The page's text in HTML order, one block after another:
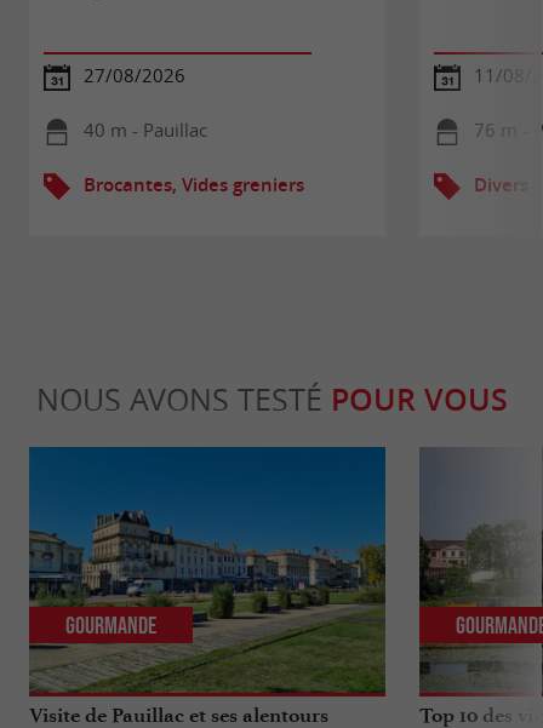
27/08/2026
40 m - Pauillac
Brocantes, Vides greniers
11/08/
76 m -
Divers
NOUS AVONS TESTÉ POUR VOUS
Visite de Pauillac et ses alentours
Gourmande
Top 10 des